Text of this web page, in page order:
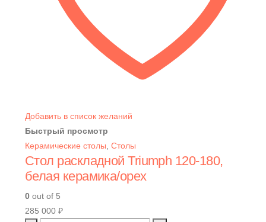
Добавить в список желаний
Быстрый просмотр
Керамические столы Столы
Стол раскладной Triumph 120-180,
белая керамика/орех
0 out of 5
285 000 ₽